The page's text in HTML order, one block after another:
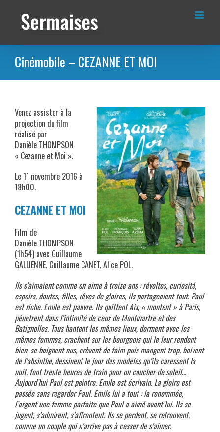
contenu
Cinémobile – CEZANNE ET MOI
Venez assister à la
projection du film
réalisé par
Danièle THOMPSON
« Cezanne et Moi ».
Le 11 novembre 2016 à
18h00.
CEZANNE ET MOI
Film de
Danièle THOMPSON
(1h54) avec Guillaume
GALLIENNE, Guillaume CANET, Alice POL.
Ils s’aimaient comme on aime à treize ans : révoltes, curiosité,
espoirs, doutes, filles, rêves de gloires, ils partageaient tout. Paul
est riche. Emile est pauvre. Ils quittent Aix, « montent » à Paris,
pénètrent dans l’intimité de ceux de Montmartre et des
Batignolles. Tous hantent les mêmes lieux, dorment avec les
mêmes femmes, crachent sur les bourgeois qui le leur rendent
bien, se baignent nus, crèvent de faim puis mangent trop, boivent
de l’absinthe, dessinent le jour des modèles qu’ils caressent la
nuit, font trente heures de train pour un coucher de soleil…
Aujourd’hui Paul est peintre. Emile est écrivain. La gloire est
passée sans regarder Paul. Emile lui a tout : la renommée,
l’argent une femme parfaite que Paul a aimé avant lui. Ils se
jugent, s’admirent, s’affrontent. Ils se perdent, se retrouvent,
comme un couple qui n’arrive pas à cesser de s’aimer.